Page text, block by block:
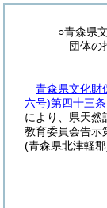
○青森県
団体の
青森県文化財
六号)第四十三条
により、県天然
教育委員会告示
(青森県北津軽